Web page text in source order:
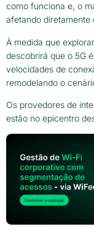
como funciona e, o
afetando diretamente
À medida que
descobrirá que o 5G
velocidades de
remodelando o
Os provedores de
estão no epicentro